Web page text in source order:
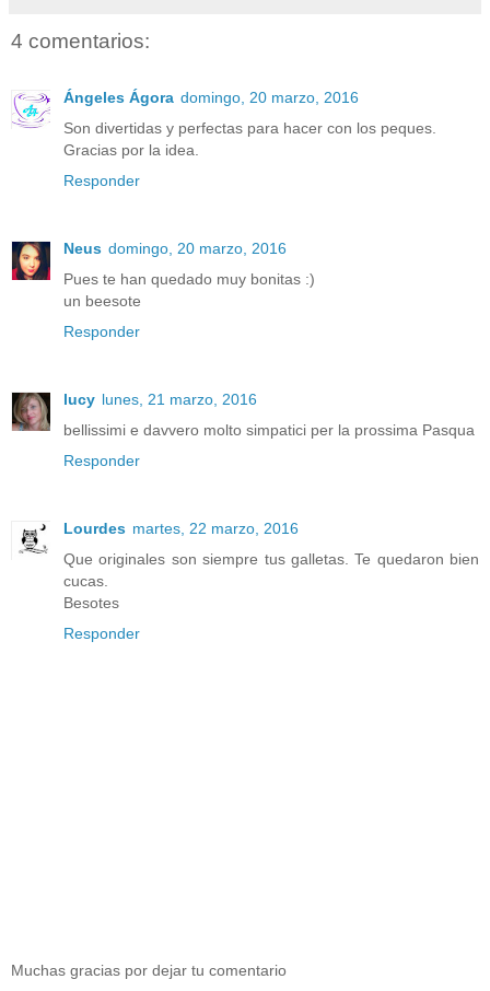
4 comentarios:
Ángeles Ágora domingo, 20 marzo, 2016
Son divertidas y perfectas para hacer con los peques.
Gracias por la idea.
Responder
Neus domingo, 20 marzo, 2016
Pues te han quedado muy bonitas :)
un beesote
Responder
lucy lunes, 21 marzo, 2016
bellissimi e davvero molto simpatici per la prossima Pasqua
Responder
Lourdes martes, 22 marzo, 2016
Que originales son siempre tus galletas. Te quedaron bien
cucas.
Besotes
Responder
Muchas gracias por dejar tu comentario